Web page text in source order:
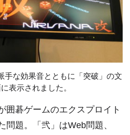
手な効果音とともに「突破」の文
表示されました。
囲碁ゲームのエクスプロイト
問題。「弐」はWeb問題、